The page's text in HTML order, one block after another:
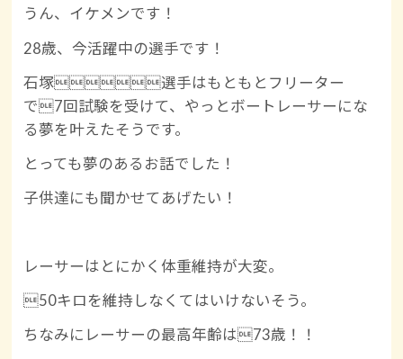
うん、イケメンです！
28歳、今活躍中の選手です！
石塚選手はもともとフリーター
で7回試験を受けて、やっとボートレーサーにな
る夢を叶えたそうです。
とっても夢のあるお話でした！
子供達にも聞かせてあげたい！
レーサーはとにかく体重維持が大変。
50キロを維持しなくてはいけないそう。
ちなみにレーサーの最高年齢は73歳！！